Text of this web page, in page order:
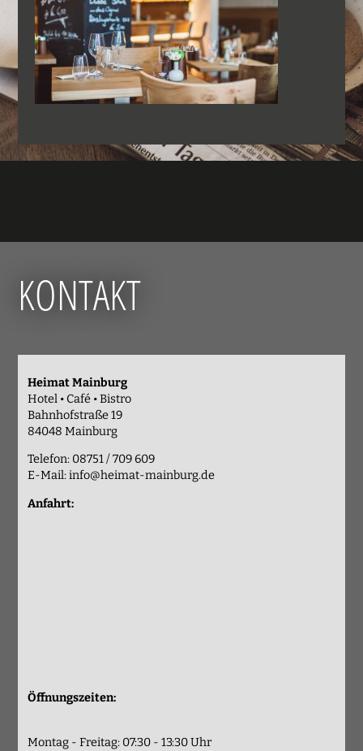
KONTAKT
Heimat Mainburg
Hotel • Café • Bistro
Bahnhofstraße 19
84048 Mainburg
Telefon: 08751 / 709 609
E-Mail:info@heimat-mainburg.de
Anfahrt:
Öffnungszeiten:
Montag - Freitag: 07:30 - 13:30 Uhr